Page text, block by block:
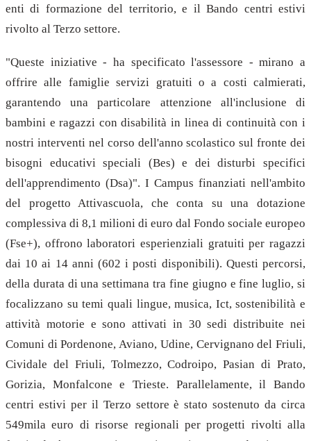
enti di formazione del territorio, e il Bando centri estivi
rivolto al Terzo settore.
"Queste iniziative - ha specificato l'assessore - mirano a
offrire alle famiglie servizi gratuiti o a costi calmierati,
garantendo una particolare attenzione all'inclusione di
bambini e ragazzi con disabilità in linea di continuità con i
nostri interventi nel corso dell'anno scolastico sul fronte dei
bisogni educativi speciali (Bes) e dei disturbi specifici
dell'apprendimento (Dsa)". I Campus finanziati nell'ambito
del progetto Attivascuola, che conta su una dotazione
complessiva di 8,1 milioni di euro dal Fondo sociale europeo
(Fse+), offrono laboratori esperienziali gratuiti per ragazzi
dai 10 ai 14 anni (602 i posti disponibili). Questi percorsi,
della durata di una settimana tra fine giugno e fine luglio, si
focalizzano su temi quali lingue, musica, Ict, sostenibilità e
attività motorie e sono attivati in 30 sedi distribuite nei
Comuni di Pordenone, Aviano, Udine, Cervignano del Friuli,
Cividale del Friuli, Tolmezzo, Codroipo, Pasian di Prato,
Gorizia, Monfalcone e Trieste. Parallelamente, il Bando
centri estivi per il Terzo settore è stato sostenuto da circa
549mila euro di risorse regionali per progetti rivolti alla